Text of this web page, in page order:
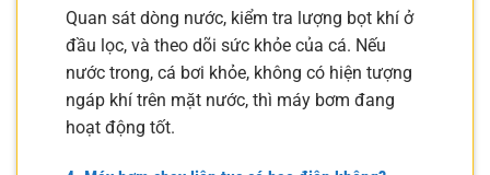
Quan sát dòng nước, kiểm tra lượng bọt khí ở
đầu lọc, và theo dõi sức khỏe của cá. Nếu
nước trong, cá bơi khỏe, không có hiện tượng
ngáp khí trên mặt nước, thì máy bơm đang
hoạt động tốt.